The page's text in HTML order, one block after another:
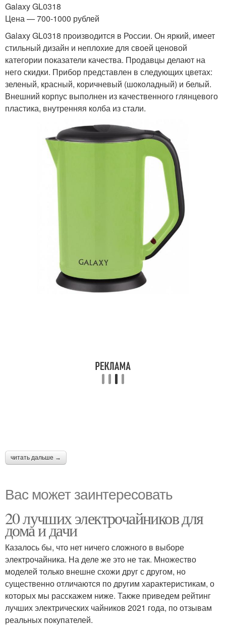
Galaxy GL0318
Цена — 700-1000 рублей
Galaxy GL0318 производится в России. Он яркий, имеет
стильный дизайн и неплохие для своей ценовой
категории показатели качества. Продавцы делают на
него скидки. Прибор представлен в следующих цветах:
зеленый, красный, коричневый (шоколадный) и белый.
Внешний корпус выполнен из качественного глянцевого
пластика, внутренняя колба из стали.
читать дальше →
Вас может заинтересовать
20 лучших электрочайников для
дома и дачи
Казалось бы, что нет ничего сложного в выборе
электрочайника. На деле же это не так. Множество
моделей только внешне схожи друг с другом, но
существенно отличаются по другим характеристикам, о
которых мы расскажем ниже. Также приведем рейтинг
лучших электрических чайников 2021 года, по отзывам
реальных покупателей.